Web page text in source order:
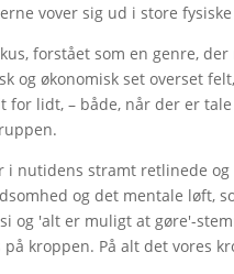
vover sig ud i store
forstået som en genre,
og økonomisk set overset
for lidt, – både, når der er
i nutidens stramt retlinede
og det mentale løft,
og 'alt er muligt at gøre'-
på kroppen. På alt det vores